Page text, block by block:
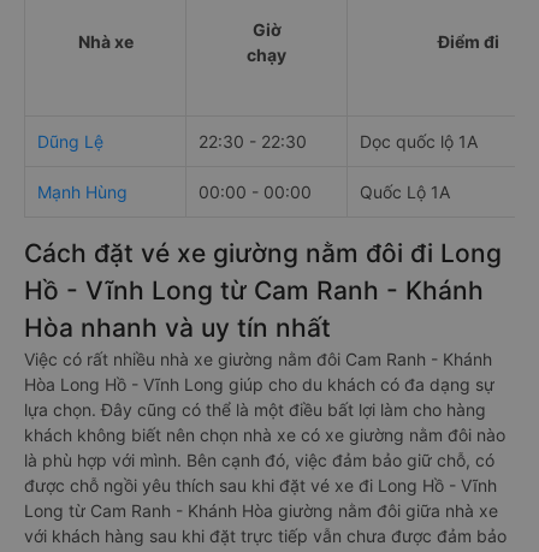
Nhà xe
Giờ
chạy
Điểm đi
Dũng Lệ 22:30 - 22:30 Dọc quốc lộ 1A
Mạnh Hùng 00:00 - 00:00 Quốc Lộ 1A
Cách đặt vé xe giường nằm đôi đi Long
Hồ - Vĩnh Long từ Cam Ranh - Khánh
Hòa nhanh và uy tín nhất
Việc có rất nhiều nhà xe giường nằm đôi Cam Ranh - Khánh
Hòa Long Hồ - Vĩnh Long giúp cho du khách có đa dạng sự
lựa chọn. Đây cũng có thể là một điều bất lợi làm cho hàng
khách không biết nên chọn nhà xe có xe giường nằm đôi nào
là phù hợp với mình. Bên cạnh đó, việc đảm bảo giữ chỗ, có
được chỗ ngồi yêu thích sau khi đặt vé xe đi Long Hồ - Vĩnh
Long từ Cam Ranh - Khánh Hòa giường nằm đôi giữa nhà xe
với khách hàng sau khi đặt trực tiếp vẫn chưa được đảm bảo